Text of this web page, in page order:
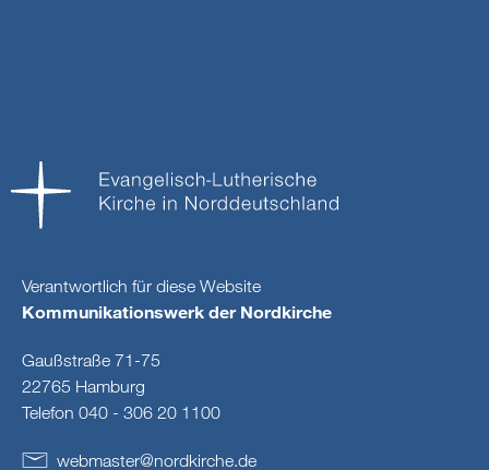
Verantwortlich für diese Website
Kommunikationswerk der Nordkirche
Gaußstraße 71-75
22765 Hamburg
Telefon 040 - 306 20 1100
webmaster@nordkirche.de